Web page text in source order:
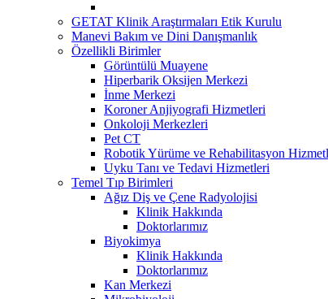
GETAT Klinik Araştırmaları Etik Kurulu
Manevi Bakım ve Dini Danışmanlık
Özellikli Birimler
Görüntülü Muayene
Hiperbarik Oksijen Merkezi
İnme Merkezi
Koroner Anjiyografi Hizmetleri
Onkoloji Merkezleri
Pet CT
Robotik Yürüme ve Rehabilitasyon
Uyku Tanı ve Tedavi Hizmetleri
Temel Tıp Birimleri
Ağız Diş ve Çene Radyolojisi
Klinik Hakkında
Doktorlarımız
Biyokimya
Klinik Hakkında
Doktorlarımız
Kan Merkezi